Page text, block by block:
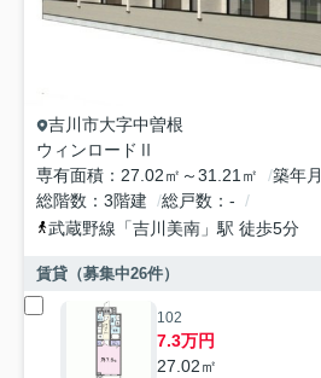
吉川市大字中曽根
ウィンロードⅡ
専有面積
27.02㎡～31.21㎡ 築年月
総階数
3階建 総戸数
-
武蔵野線 「吉川美南 」駅 徒歩5分
賃貸（募集中26件）
102
7.3万円
27.02㎡